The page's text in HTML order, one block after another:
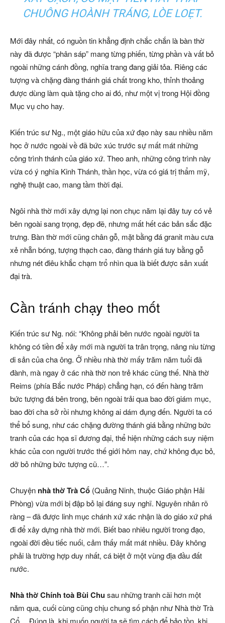
CHUÔNG HOÀNH TRÁNG, LÒE LOẸT.
Mới đây nhất, có nguồn tin khẳng định chắc chắn là bàn thờ
này đã được “phân sáp” mang từng phiến, từng phần và vất bỏ
ngoài những cánh đồng, nghĩa trang đang giải tỏa. Riêng các
tượng và chặng đàng thánh giá chất trong kho, thỉnh thoảng
được dùng làm quà tặng cho ai đó, như một vị trong Hội đồng
Mục vụ cho hay.
Kiến trúc sư Ng., một giáo hữu của xứ đạo này sau nhiều năm
học ở nước ngoài về đã bức xúc trước sự mất mát những
công trình thánh của giáo xứ. Theo anh, những công trình này
vừa có ý nghĩa Kinh Thánh, thần học, vừa có giá trị thẩm mỹ,
nghệ thuật cao, mang tầm thời đại.
Ngôi nhà thờ mới xây dựng lại non chục năm lại đây tuy có vẻ
bên ngoài sang trọng, đẹp đẽ, nhưng mất hết các bản sắc đặc
trưng. Bàn thờ mới cũng chân gỗ, mặt bằng đá granit màu cưa
xẻ nhẵn bóng, tượng thạch cao, đàng thánh giá tuy bằng gỗ
nhưng nét điêu khắc chạm trổ nhìn qua là biết được sản xuất
đại trà.
Cần tránh chạy theo mốt
Kiến trúc sư Ng. nói: “Không phải bên nước ngoài người ta
không có tiền để xây mới mà người ta trân trọng, nâng niu từng
di sản của cha ông. Ở nhiều nhà thờ mấy trăm năm tuổi đã
đành, mà ngay ở các nhà thờ non trẻ khác cũng thế. Nhà thờ
Reims (phía Bắc nước Pháp) chẳng hạn, có đến hàng trăm
bức tượng đá bên trong, bên ngoài trải qua bao đời giám mục,
bao đời cha sở rồi nhưng không ai dám đụng đến. Người ta có
thể bổ sung, như các chặng đường thánh giá bằng những bức
tranh của các họa sĩ đương đại, thể hiện những cách suy niệm
khác của con người trước thế giới hôm nay, chứ không đục bỏ,
dỡ bỏ những bức tượng cũ…”.
Chuyện nhà thờ Trà Cổ (Quảng Ninh, thuộc Giáo phận Hải
Phòng) vừa mới bị đập bỏ lại đáng suy nghĩ. Nguyên nhân rõ
ràng – đã được linh mục chánh xứ xác nhận là do giáo xứ phá
đi để xây dựng nhà thờ mới. Biết bao nhiêu người trong đạo,
ngoài đời đều tiếc nuối, cảm thấy mất mát nhiều. Đây không
phải là trường hợp duy nhất, cá biệt ở một vùng địa đầu đất
nước.
Nhà thờ Chính toà Bùi Chusau những tranh cãi hơn một
năm qua, cuối cùng cũng chịu chung số phận như Nhà thờ Trà